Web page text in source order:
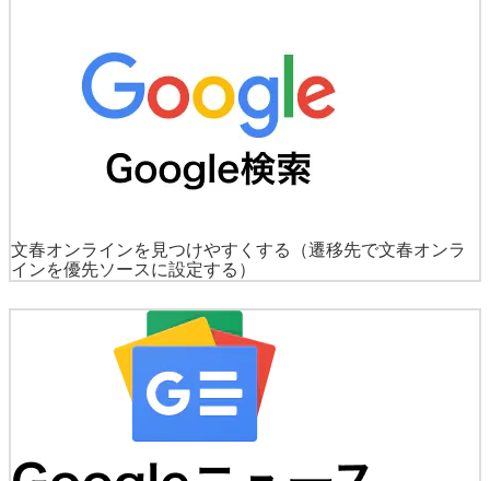
文春オンラインを見つけやすくする
（遷移先で文春オンラ
インを優先ソースに設定する）